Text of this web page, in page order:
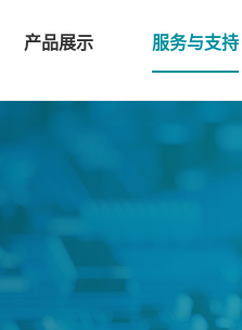
产品展示 服务与支持